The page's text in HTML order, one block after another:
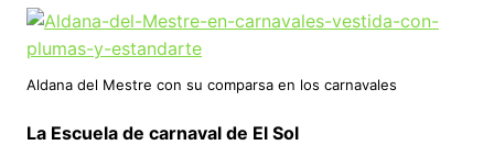
Aldana del Mestre con su comparsa en los carnavales
La Escuela de carnaval de El Sol